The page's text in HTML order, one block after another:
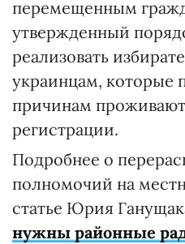
перемещенным
утвержденный
реализовать
украинцам, которые
причинам
регистрации.
Подробнее о
полномочий на
статье Юрия
нужны районные